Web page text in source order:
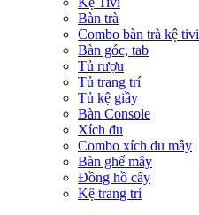
Bàn trà
Combo bàn trà kệ tivi
Bàn góc, tab
Tủ rượu
Tủ trang trí
Tủ kệ giầy
Bàn Console
Xích đu
Combo xích đu mây
Bàn ghế mây
Đồng hồ cây
Kệ trang trí